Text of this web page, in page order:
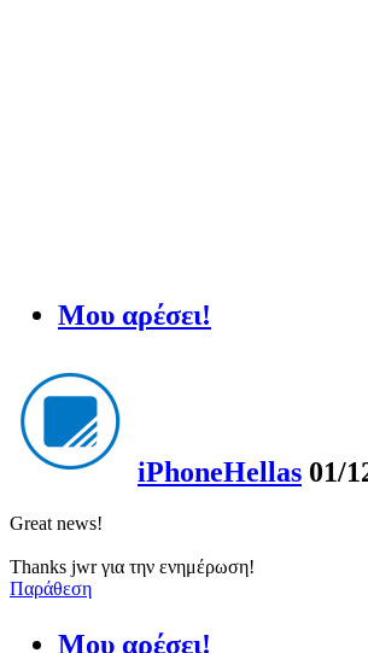
Μου αρέσει!
iPhoneHellas 01/
Great news!
Thanks jwr για την ενημέρωση!
Παράθεση
Μου αρέσει!